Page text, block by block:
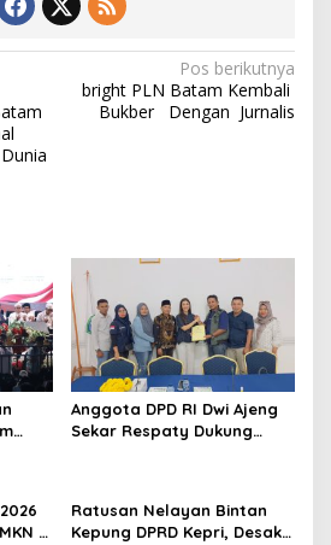
Pos berikutnya
bright PLN Batam Kembali
Bukber Dengan Jurnalis
Anggota DPD RI Dwi Ajeng
Sekar Respaty Dukung
1
Ratusan Nelayan Bintan
Kepung DPRD Kepri, Desak